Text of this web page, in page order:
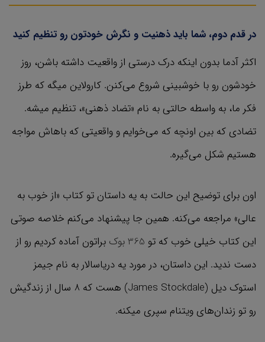
در قدم دوم، شما باید ذهنیت و نگرش خودتون رو تنظیم کنید
اکثر آدما بدون اینکه درک درستی از واقعیت داشته باشن، روز
خودشون رو با خوشبینی شروع می‌کنن. کارولاین میگه که طرز
فکر ما، به واسطه حالتی به نام «تضاد ذهنی»، تنظیم میشه.
تضادی که بین اونچه که می‌خوایم و واقعیتی که باهاش مواجه
هستیم شکل می‌گیره.
اون برای توضیح این حالت به یه داستان تو کتاب «از خوب به
عالی» مراجعه می‌کنه. همین جا پیشنهاد می‌کنم خلاصه صوتی
این کتاب خیلی خوب که تو 365 بوک
براتون آماده کردیم رو از
دست ندید. این داستان، در مورد یه دریاسالار به نام جیمز
استوک دیل (James Stockdale) هست که 8 سال از زندگیش
رو تو زندان‌های ویتنام سپری میکنه.